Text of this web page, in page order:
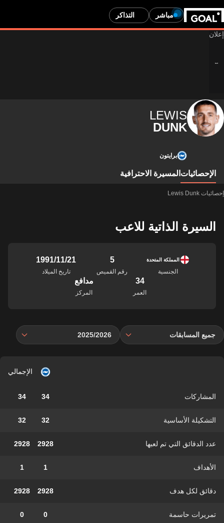
مباشر التذاكر
LEWIS
DUNK
برايتون
الإحصائيات المسيرة الاحترافية
إحصائيات Lewis Dunk
السيرة الذاتية للاعب
المملكة المتحدة
الجنسية
5
رقم القميص
21‏/11‏/1991
تاريخ الميلاد
34
العمر
مدافع
المركز
جميع المسابقات 2025/2026
الإجمالي
المشاركات 34
34
التشكيلة الأساسية 32
32
عدد الدقائق التي تم لعبها 2928
2928
الأهداف 1
1
دقائق لكل هدف 2928
2928
تمريرات حاسمة 0
0